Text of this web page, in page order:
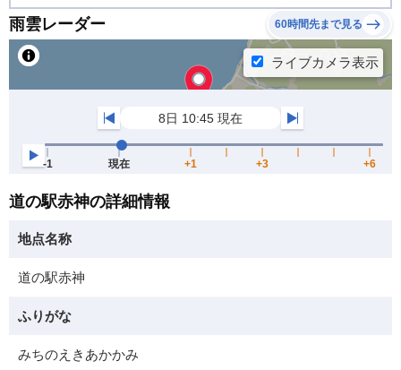
雨雲レーダー 60時間先まで見る
道の駅赤神の詳細情報
地点名称
道の駅赤神
ふりがな
みちのえきあかかみ